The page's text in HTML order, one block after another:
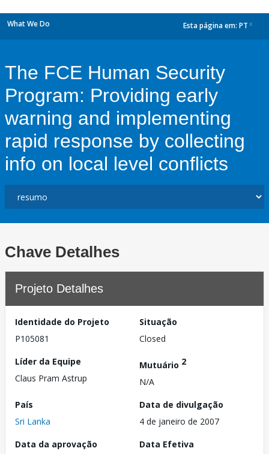
What We Do Esta página em: PT
The FCE Human Security
Program: Providing early
warning and implementing
rapid response by collecting
info on local level conflicts
Chave Detalhes
Projeto Detalhes
Identidade do Projeto
P105081
Situação
Closed
Líder da Equipe
Claus Pram Astrup
Mutuário 2
N/A
País
Sri Lanka
Data de divulgação
4 de janeiro de 2007
Data da aprovação
Data Efetiva